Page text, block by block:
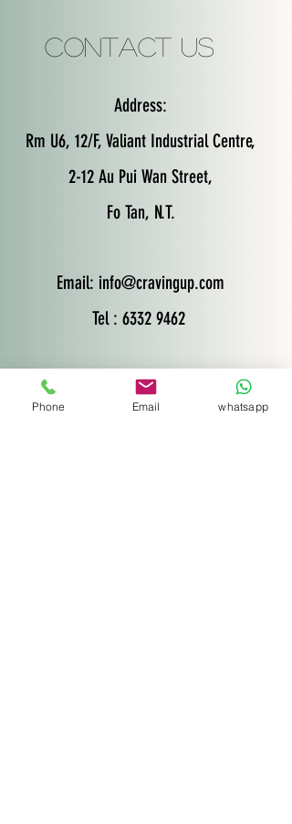
Contact Us
Address:
Rm U6, 12/F, Valiant Industrial Centre,
2-12 Au Pui Wan Street,
Fo Tan, N.T.
Email: info@cravingup.com
Tel : 6332 9462
Phone Email whatsapp